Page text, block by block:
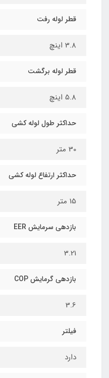
قطر لوله رفت
3.8 اینچ
قطر لوله برگشت
5.8 اینچ
حداکثر طول لوله کشی
30 متر
حداکثر ارتفاع لوله کشی
15 متر
بازدهی سرمایش EER
3.21
بازدهی گرمایش COP
3.6
فیلتر
دارد